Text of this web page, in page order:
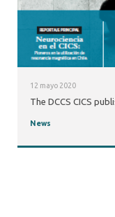
12 mayo 2020
The DCCS CICS
News